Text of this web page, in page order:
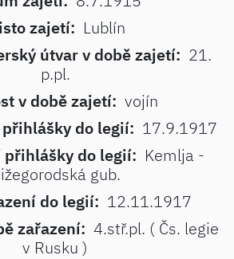
zajetí: Lublín
útvar v době zajetí: 21.
p.pl.
v době zajetí: vojín
do legií: 17.9.1917
přihlášky do legií: Kemlja -
gub.
do legií: 12.11.1917
zařazení: 4.stř.pl. ( Čs. legie
v Rusku )